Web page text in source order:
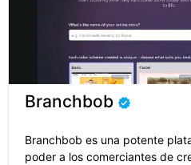
Branchbob
Branchbob es una potente
poder a los comerciantes de